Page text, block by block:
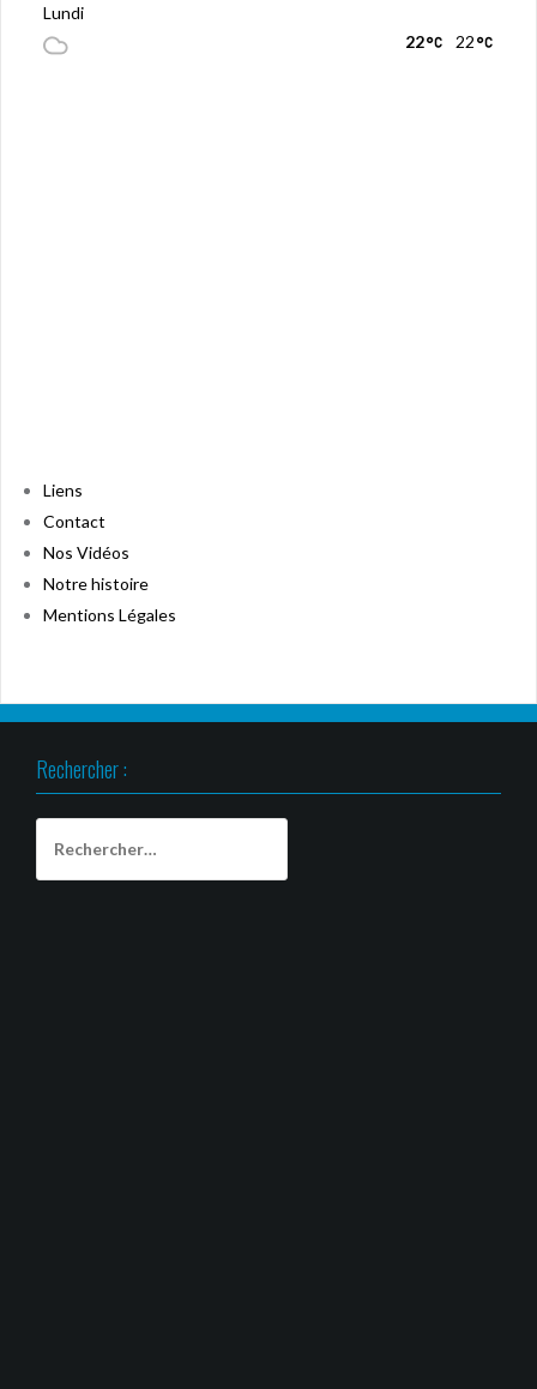
Lundi
22
22
Liens
Contact
Nos Vidéos
Notre histoire
Mentions Légales
Rechercher :